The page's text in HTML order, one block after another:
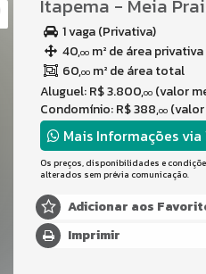
Itapema - Meia
1 vaga (Privativa)
40,00 m² de área privativa
60,00 m² de área total
Aluguel:R$ 3.800,00 (valor
Condomínio: R$ 388,00
Mais Informações via
Os preços, disponibilidades e
alterados sem prévia comunicação.
Adicionar aos
Imprimir